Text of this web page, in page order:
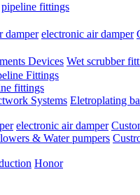
pipeline fittings
damper electronic air damper
Devices Wet scrubber
Fittings
fittings
Systems Eletroplating
electronic air damper
& Water pumpers
Honor